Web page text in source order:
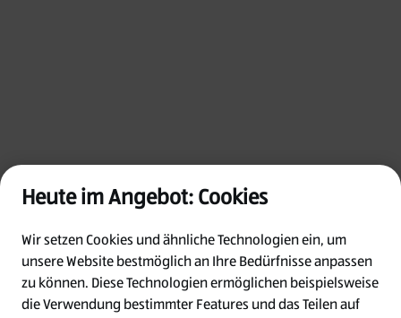
Heute im Angebot: Cookies
Wir setzen Cookies und ähnliche Technologien ein, um
unsere Website bestmöglich an Ihre Bedürfnisse anpassen
zu können. Diese Technologien ermöglichen beispielsweise
die Verwendung bestimmter Features und das Teilen auf